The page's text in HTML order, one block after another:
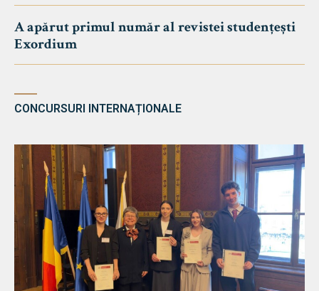
A apărut primul număr al revistei studențești
Exordium
CONCURSURI INTERNAȚIONALE